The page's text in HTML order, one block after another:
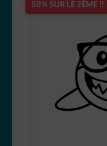
50% SUR LE 2ÈME !!